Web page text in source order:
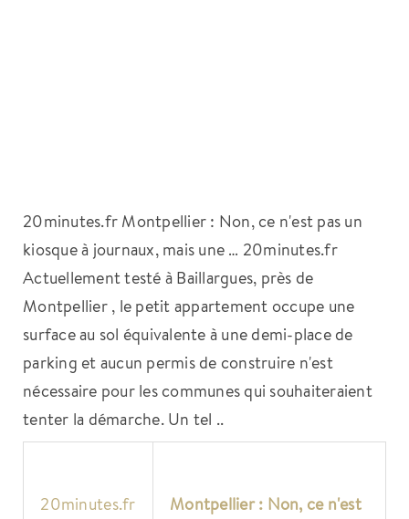
20minutes.fr Montpellier : Non, ce n'est pas un
kiosque à journaux, mais une … 20minutes.fr
Actuellement testé à Baillargues, près de
Montpellier , le petit appartement occupe une
surface au sol équivalente à une demi-place de
parking et aucun permis de construire n'est
nécessaire pour les communes qui souhaiteraient
tenter la démarche. Un tel ..
20minutes.fr Montpellier: Non, ce n'est